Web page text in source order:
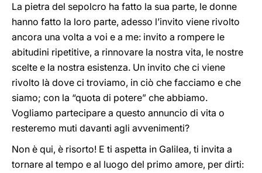
La pietra del sepolcro ha fatto la sua parte, le donne
hanno fatto la loro parte, adesso l’invito viene rivolto
ancora una volta a voi e a me: invito a rompere le
abitudini ripetitive, a rinnovare la nostra vita, le nostre
scelte e la nostra esistenza. Un invito che ci viene
rivolto là dove ci troviamo, in ciò che facciamo e che
siamo; con la “quota di potere” che abbiamo.
Vogliamo partecipare a questo annuncio di vita o
resteremo muti davanti agli avvenimenti?
Non è qui, è risorto! E ti aspetta in Galilea, ti invita a
tornare al tempo e al luogo del primo amore, per dirti: